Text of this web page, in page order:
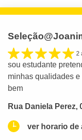
Seleçã
2
sou estudante
minhas qualidades
bem
Rua Daniela Perez,
ver horario de